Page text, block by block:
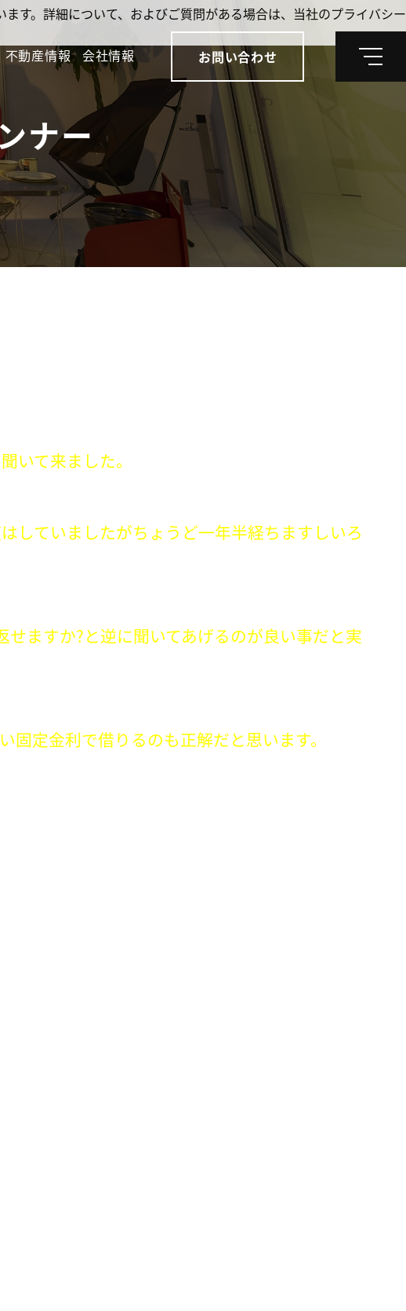
不動産情報 会社情報 お問い合わせ
メ
ナー
いて来ました。
していましたがちょうど一年半経ちますしいろ
ますか?と逆に聞いてあげるのが良い事だと実
定金利で借りるのも正解だと思います。
す。詳細について、およびご質問がある場合は、当社のプライバシー